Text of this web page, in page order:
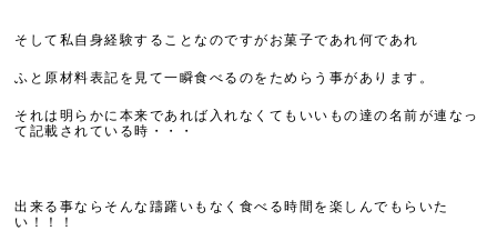
そして私自身経験することなのですがお菓子であれ何であれ
ふと原材料表記を見て一瞬食べるのをためらう事があります。
それは明らかに本来であれば入れなくてもいいもの達の名前が連なっ
て記載されている時・・・
出来る事ならそんな躊躇いもなく 食べる時間を楽しんでもらいた
い！！！